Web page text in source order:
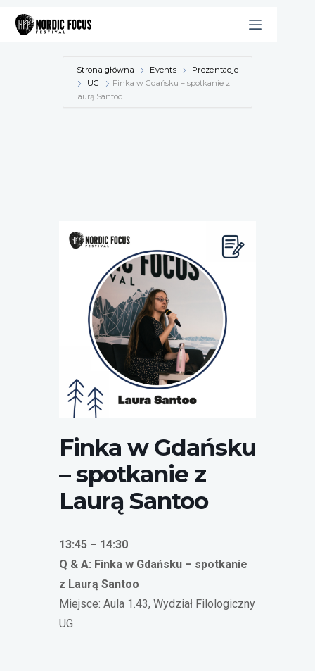
treści
Strona główna Events
Prezentacje
UG
Finka w Gdańsku – spotkanie z
Laurą Santoo
Laura Santoo
Finka w Gdańsku
– spotkanie z
Laurą Santoo
13:45 – 14:30
Q & A: Finka w Gdańsku – spotkanie
z Laurą Santoo
Miejsce: Aula 1.43, Wydział Filologiczny
UG